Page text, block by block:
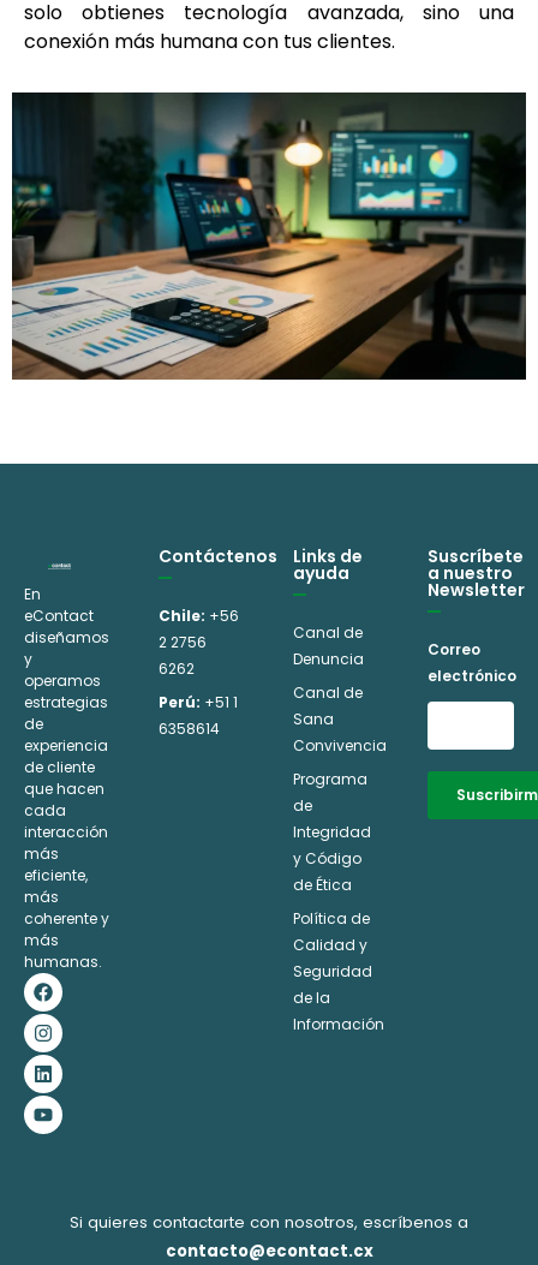
solo obtienes tecnología avanzada, sino una
conexión más humana con tus clientes.
En
eContact
diseñamos
y
operamos
estrategias
de
experiencia
de cliente
que hacen
cada
interacción
más
eficiente,
más
coherente y
más
humanas.
F
a
c
e
b
o
o
k
I
n
s
t
a
g
r
a
m
L
i
n
k
e
d
i
n
Y
o
u
t
u
b
e
Contáctenos
Chile: +56
2 2756
6262
Perú: +51 1
6358614
Links de
ayuda
Canal de
Denuncia
Canal de
Sana
Convivencia
Programa
de
Integridad
y Código
de Ética
Política de
Calidad y
Seguridad
de la
Información
Suscríbete
a nuestro
Newsletter
Correo
electrónico
Si quieres contactarte con nosotros, escríbenos a
contacto@econtact.cx